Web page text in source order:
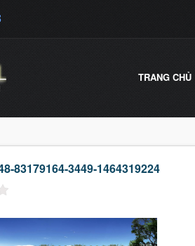
TRANG CHỦ
83179164-3449-1464319224